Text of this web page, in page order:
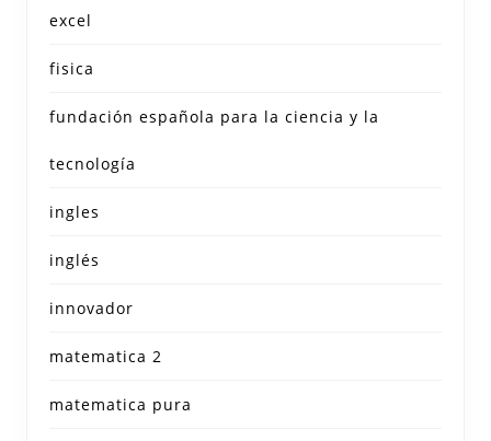
excel
fisica
fundación española para la ciencia y la
tecnología
ingles
inglés
innovador
matematica 2
matematica pura